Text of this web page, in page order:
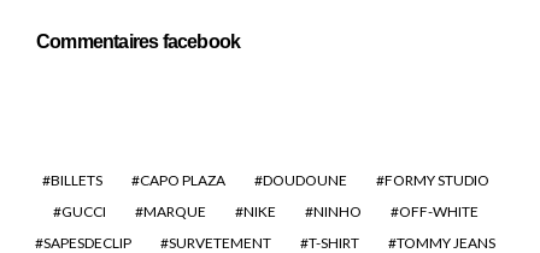
Commentaires facebook
BILLETS CAPO PLAZA DOUDOUNE
FORMY STUDIO
GUCCI
MARQUE NIKE NINHO
OFF-WHITE
SAPESDECLIP
SURVETEMENT T-SHIRT
TOMMY JEANS